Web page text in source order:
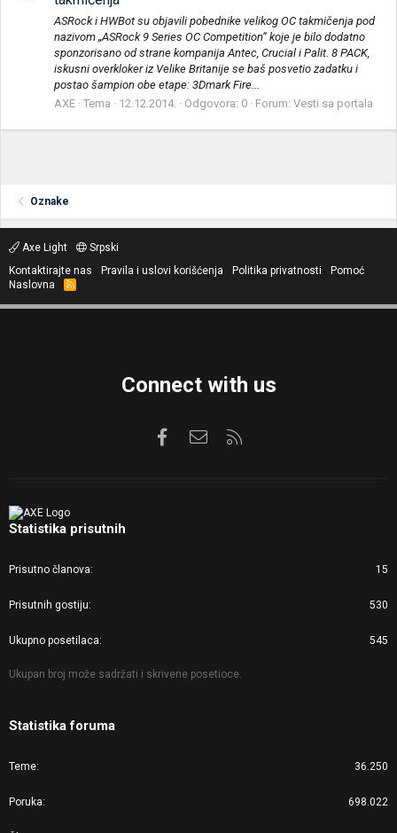
ASRock i HWBot su objavili pobednike velikog OC takmičenja pod
nazivom „ASRock 9 Series OC Competition“ koje je bilo dodatno
sponzorisano od strane kompanija Antec, Crucial i Palit. 8 PACK,
iskusni overkloker iz Velike Britanije se baš posvetio zadatku i
postao šampion obe etape: 3Dmark Fire...
AXE Tema 12.12.2014. Odgovora: 0 Forum: Vesti sa portala
Oznake
Axe Light
Srpski
Kontaktirajte nas
Pravila i uslovi korišćenja Politika privatnosti
Pomoć
Naslovna
R
S
Connect with us
FacebookKontaktirajte nas
Statistika prisutnih
Prisutno članova 15
Prisutnih gostiju 530
Ukupno posetilaca 545
Ukupan broj može sadržati i skrivene posetioce.
Statistika foruma
Teme 36.250
Poruka 698.022